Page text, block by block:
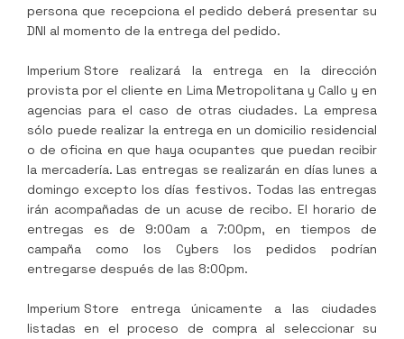
persona que recepciona el pedido deberá presentar su
DNI al momento de la entrega del pedido.
Imperium Store realizará la entrega en la dirección
provista por el cliente en Lima Metropolitana y Callo y en
agencias para el caso de otras ciudades. La empresa
sólo puede realizar la entrega en un domicilio residencial
o de oficina en que haya ocupantes que puedan recibir
la mercadería. Las entregas se realizarán en días lunes a
domingo excepto los días festivos. Todas las entregas
irán acompañadas de un acuse de recibo. El horario de
entregas es de 9:00am a 7:00pm, en tiempos de
campaña como los Cybers los pedidos podrían
entregarse después de las 8:00pm.
Imperium Store entrega únicamente a las ciudades
listadas en el proceso de compra al seleccionar su